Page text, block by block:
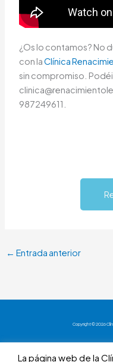
¿Os lo contamos? No
con laClínica
sin compromiso.
987249611.
← Entrada anterior
Copyright © 2026
La página web de la